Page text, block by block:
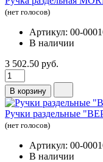
(нет голосов)
Артикул: 00-
В наличии
3 502.50 руб.
В корзину
Ручки раздельные
(нет голосов)
Артикул: 00-
В наличии